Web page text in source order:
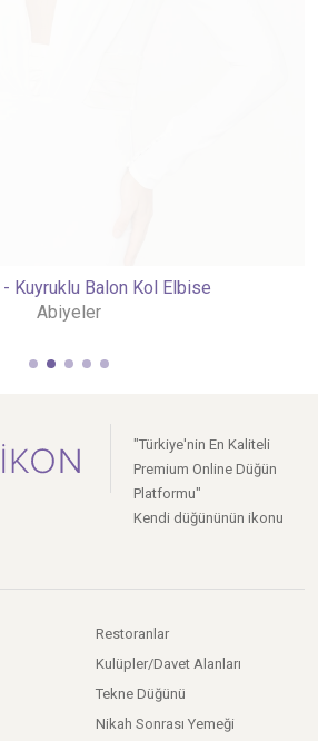
Kuyruklu Balon Kol Elbise
Abiyeler
"Türkiye'nin En Kaliteli
Premium Online Düğün
Platformu"
Kendi düğününün ikonu
Restoranlar
Kulüpler/Davet Alanları
Tekne Düğünü
Nikah Sonrası Yemeği